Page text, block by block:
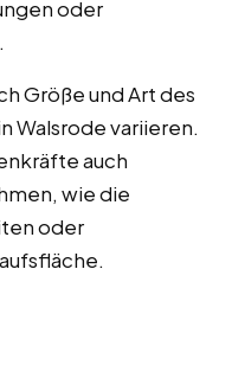
oder
Größe und Art des
Walsrode variieren.
auch
wie die
oder